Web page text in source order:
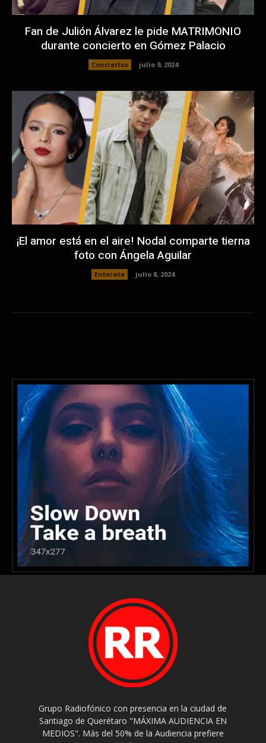
Fan de Julión Álvarez le pide MATRIMONIO
durante concierto en Gómez Palacio
Conciertos julio 9, 2024
¡El amor está en el aire! Nodal comparte tierna
foto con Ángela Aguilar
Enterate julio 8, 2024
Grupo Radiofónico con presencia en la ciudad de
Santiago de Querétaro "MÁXIMA AUDIENCIA EN
MEDIOS". Más del 50% de la Audiencia prefiere